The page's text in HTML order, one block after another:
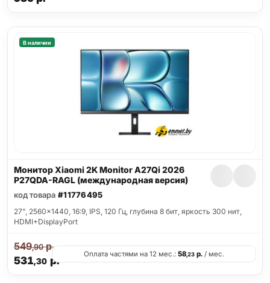
В наличии
Монитор Xiaomi 2K Monitor A27Qi 2026
P27QDA-RAGL (международная версия)
код товара #11776495
27", 2560x1440, 16:9, IPS, 120 Гц, глубина 8 бит, яркость 300 нит,
HDMI+DisplayPort
531,30р.
549,90р.
Оплата частями на 12 мес.: 58,23 р. / мес.